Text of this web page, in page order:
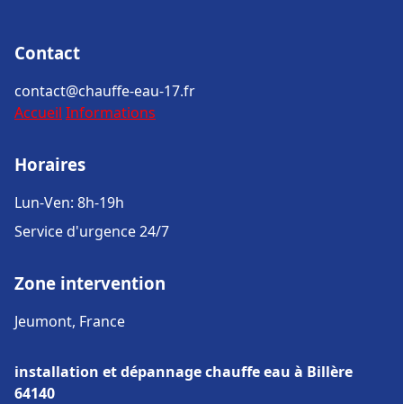
Contact
contact@chauffe-eau-17.fr
Accueil Informations
Horaires
Lun-Ven: 8h-19h
Service d'urgence 24/7
Zone intervention
Jeumont, France
installation et dépannage chauffe eau à Billère
64140